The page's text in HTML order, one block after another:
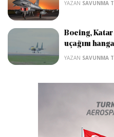
YAZAN SAVUNMA
Boeing, Katar
uçağını
YAZAN SAVUNMA